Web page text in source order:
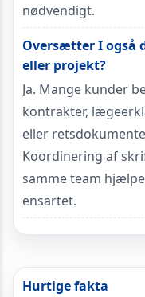
nødvendigt.
Oversætter I også
eller projekt?
Ja. Mange kunder
kontrakter,
eller
Koordinering af
samme team
ensartet.
Hurtige fakta